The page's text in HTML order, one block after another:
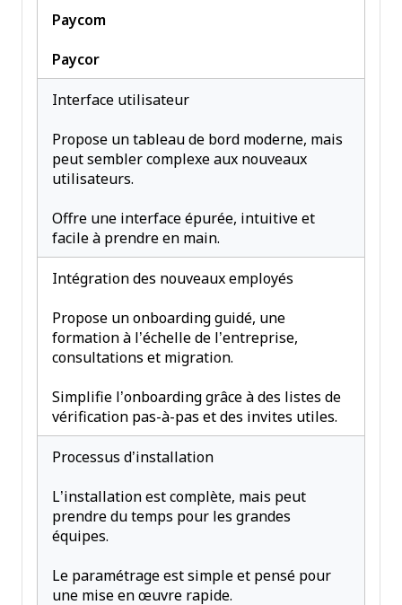
Paycom
Paycor
Interface utilisateur
Propose un tableau de bord moderne, mais
peut sembler complexe aux nouveaux
utilisateurs.
Offre une interface épurée, intuitive et
facile à prendre en main.
Intégration des nouveaux employés
Propose un onboarding guidé, une
formation à l’échelle de l’entreprise,
consultations et migration.
Simplifie l’onboarding grâce à des listes de
vérification pas-à-pas et des invites utiles.
Processus d’installation
L’installation est complète, mais peut
prendre du temps pour les grandes
équipes.
Le paramétrage est simple et pensé pour
une mise en œuvre rapide.